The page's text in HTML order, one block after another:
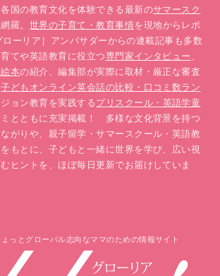
が自分の好きな絵を描くことからス
もあり、当初は緊張した空気が漂っ
やつの時間になると、トランプやダ
、子どもたちの表情が一気に和らい
、保育園・学童・各種アクティビテ
つ”は、お菓子ではなく、
各国の教育文化を体験できる最新のサマースク
羅。 世界の子育て・教育事情を現地からレポ
ーリア］アンバサダーからの連載記事も多数
てや英語教育に役立つ専門家インタビュー 、
本の紹介、編集部が実際に取材・厳正な審査
子どもオンライン英会話の比較・口コミ数ラン
ョン教育を実践するプリスクール・英語学童
とともに充実掲載！ 多様な文化背景を持つ
がりや、親子留学・サマースクール・英語教
もとに、子どもと一緒に世界を学び、広い視
ヒントを、ほぼ毎日更新でお届けしていま
っとグローバル志向なママのための情報サイト